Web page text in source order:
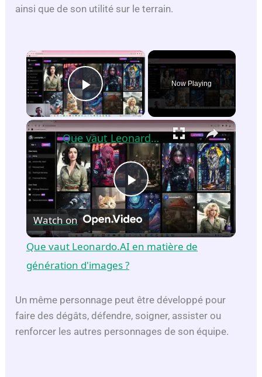
ainsi que de son utilité sur le terrain.
×
Play Video
Now Playing
×
P
l
y
V
Que vaut Leonardo.AI en matière de génération d'images ?
Watch on
Que vaut Leonardo.AI en matière de
génération d'images ?
Un même personnage peut être développé pour
faire des dégâts, défendre, soigner, assister ou
renforcer les autres personnages de son équipe.